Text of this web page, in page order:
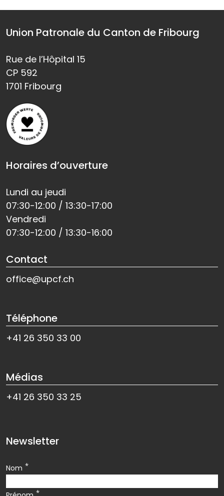
Union Patronale du Canton de Fribourg
Rue de l’Hôpital 15
CP 592
1701 Fribourg
Horaires d’ouverture
Lundi au jeudi
07:30-12:00 / 13:30-17:00
Vendredi
07:30-12:00 / 13:30-16:00
Contact
office@upcf.ch
Téléphone
+41 26 350 33 00
Médias
+41 26 350 33 25
Newsletter
Nom *
*